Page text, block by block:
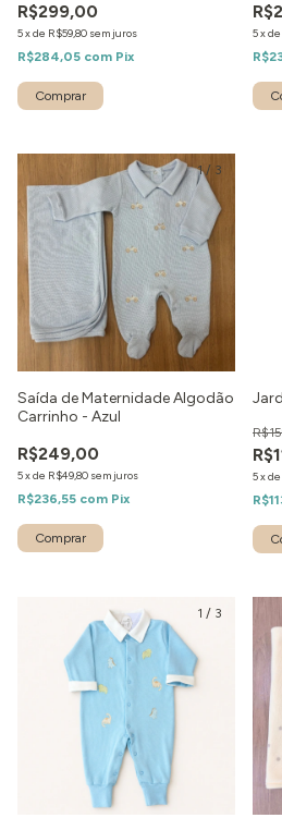
R$299,00
5xde R$59,80 sem juros
R$284,05 com Pix
Comprar
5xde
1/ 3
Saída de Maternidade Algodão
Carrinho - Azul
R$249,00
5xde R$49,80 sem juros
R$236,55 com Pix
Comprar
5xde
1 / 3